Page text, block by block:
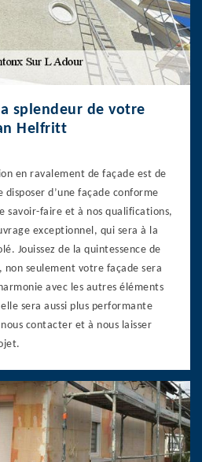
splendeur de votre
Helfritt
en ravalement de façade est de
d’une façade conforme
savoir-faire et à nos qualifications,
exceptionnel, qui sera à la
Jouissez de la quintessence de
non seulement votre façade sera
avec les autres éléments
sera aussi plus performante
contacter et à nous laisser